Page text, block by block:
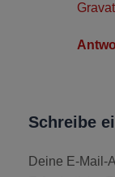
Schreibe
Deine E-Mail-